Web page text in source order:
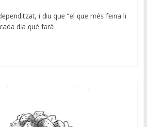
i diu que “el que més feina li
dia què farà